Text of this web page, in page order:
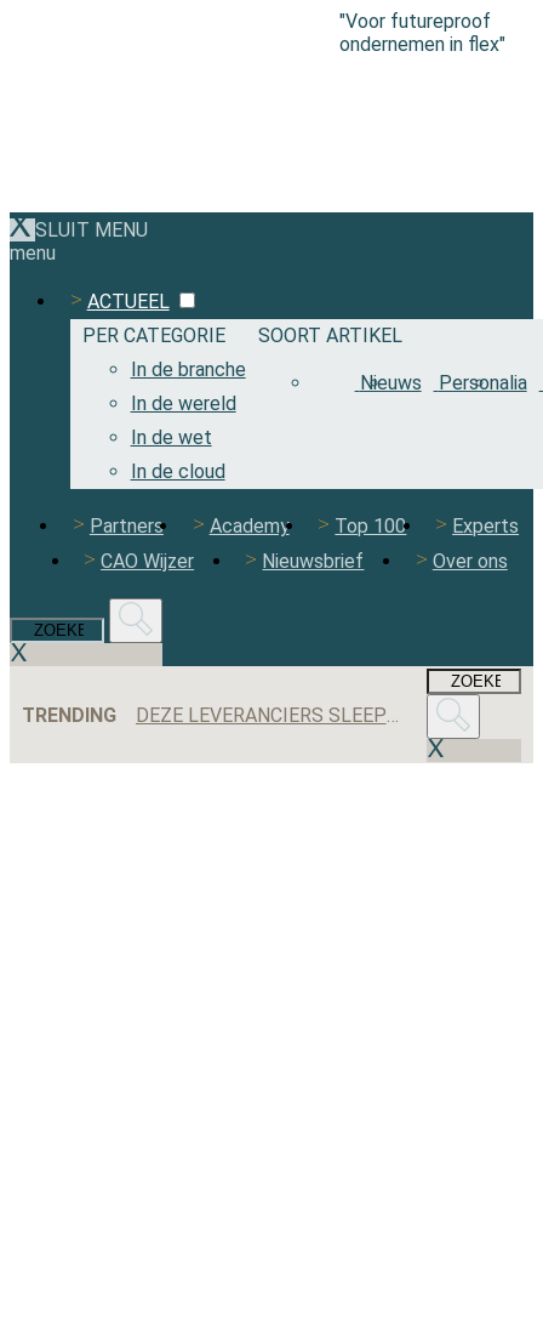
"Voor futureproof
ondernemen in flex"
SLUIT MENU
menu
ACTUEEL
PER CATEGORIE
In de branche
In de wereld
In de wet
In de cloud
SOORT ARTIKEL
Nieuws Personalia
Partners Academy Top 100
Experts
CAO Wijzer
Nieuwsbrief Over ons
TRENDING DEZE LEVERANCIERS SLEEPTEN DE MEESTE AANBESTEDINGEN BINNEN IN 2025 FLEXBRANCHE WACHT UITDAGENDE TWEEDE HELFT VAN 2026 NA WISSELVALLIG EERSTE HALF JAAR